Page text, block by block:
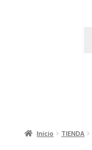
Inicio TIENDA